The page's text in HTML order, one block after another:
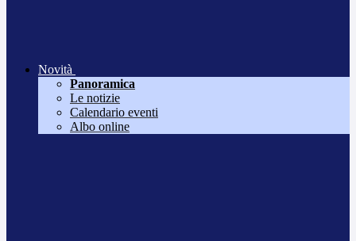
Novità
Panoramica
Le notizie
Calendario eventi
Albo online